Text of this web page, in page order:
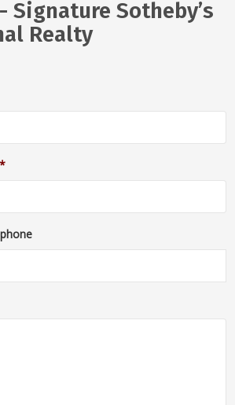
Signature Sotheby’s
Realty
*